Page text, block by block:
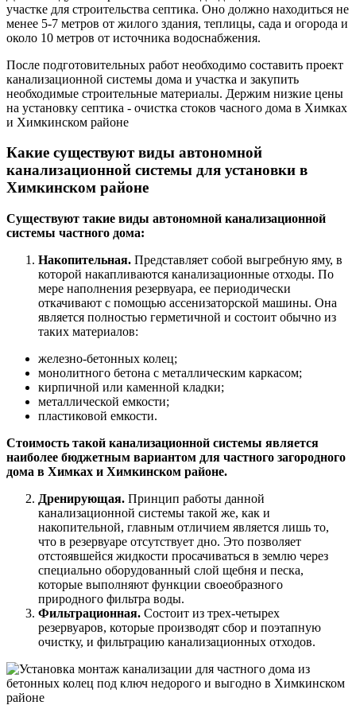
участке для строительства септика. Оно должно находиться не
менее 5-7 метров от жилого здания, теплицы, сада и огорода и
около 10 метров от источника водоснабжения.
После подготовительных работ необходимо составить проект
канализационной системы дома и участка и закупить
необходимые строительные материалы. Держим низкие цены
на установку септика - очистка стоков часного дома в Химках
и Химкинском районе
Какие существуют виды автономной
канализационной системы для установки в
Химкинском районе
Существуют такие виды автономной канализационной
системы частного дома:
Накопительная. Представляет собой выгребную яму, в
которой накапливаются канализационные отходы. По
мере наполнения резервуара, ее периодически
откачивают с помощью ассенизаторской машины. Она
является полностью герметичной и состоит обычно из
таких материалов:
железно-бетонных колец;
монолитного бетона с металлическим каркасом;
кирпичной или каменной кладки;
металлической емкости;
пластиковой емкости.
Стоимость такой канализационной системы является
наиболее бюджетным вариантом для частного загородного
дома в Химках и Химкинском районе.
Дренирующая. Принцип работы данной
канализационной системы такой же, как и
накопительной, главным отличием является лишь то,
что в резервуаре отсутствует дно. Это позволяет
отстоявшейся жидкости просачиваться в землю через
специально оборудованный слой щебня и песка,
которые выполняют функции своеобразного
природного фильтра воды.
Фильтрационная. Состоит из трех-четырех
резервуаров, которые производят сбор и поэтапную
очистку, и фильтрацию канализационных отходов.